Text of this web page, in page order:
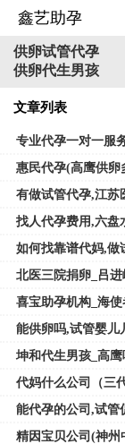
鑫艺助孕
供卵试管代孕
供卵代生男孩
文章列表